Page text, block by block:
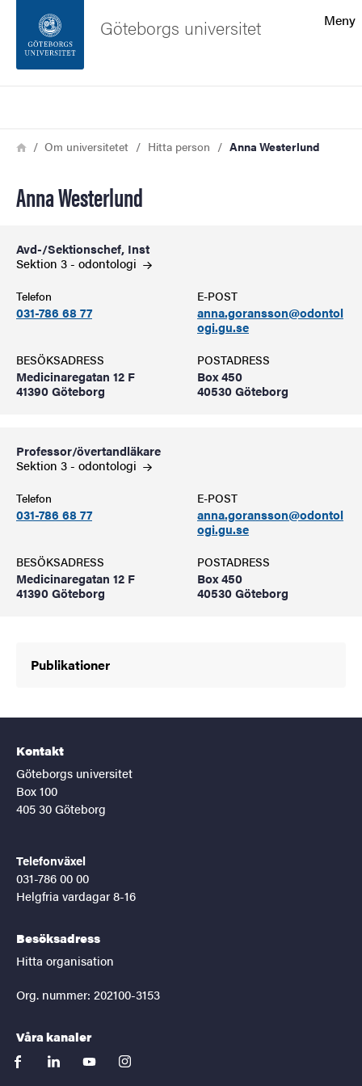
Sidfoten
Meny
Göteborgs universitet
Länkstig
HemOm universitetet Hitta person Anna Westerlund
Anna Westerlund
Avd-/Sektionschef, Inst
Sektion 3 - odontologi
Telefon
031-786 68 77
E-POST
anna.goransson@odontol
ogi.gu.se
BESÖKSADRESS
Medicinaregatan 12 F
41390 Göteborg
POSTADRESS
Box 450
40530 Göteborg
Professor/övertandläkare
Sektion 3 - odontologi
Telefon
031-786 68 77
E-POST
anna.goransson@odontol
ogi.gu.se
BESÖKSADRESS
Medicinaregatan 12 F
41390 Göteborg
POSTADRESS
Box 450
40530 Göteborg
Publikationer
Kontakt
Göteborgs universitet
Box 100
405 30 Göteborg
Telefonväxel
031-786 00 00
Helgfria vardagar 8-16
Besöksadress
Hitta organisation
Org. nummer: 202100-3153
Våra kanaler
facebooklinkedinyoutubeinstagram